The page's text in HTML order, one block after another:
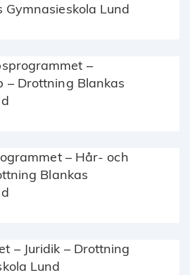
Lund
–
– Drottning Blankas
– Hår- och
Blankas
– Juridik – Drottning
Lund